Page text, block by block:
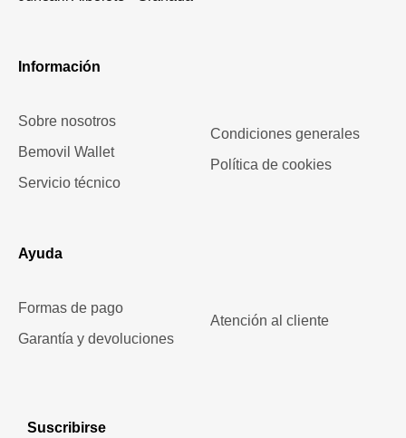
Información
Sobre nosotros
Bemovil Wallet
Servicio técnico
Condiciones generales
Política de cookies
Ayuda
Formas de pago
Garantía y devoluciones
Atención al cliente
Suscribirse